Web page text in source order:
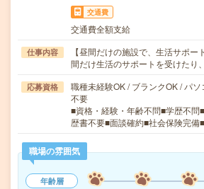
交通費
交通費全額支給
仕事内容
【昼間だけの施設で、生活サポー
間だけ生活のサポートを受けたり
応募資格
職種未経験OK / ブランクOK / パ
不要
■資格・経験・年齢不問■学歴不問
歴書不要■面談確約■社会保険完
職場の雰囲気
年齢層